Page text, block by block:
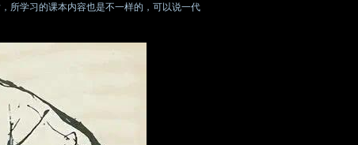
所学习的课本内容也是不一样的，可以说一代